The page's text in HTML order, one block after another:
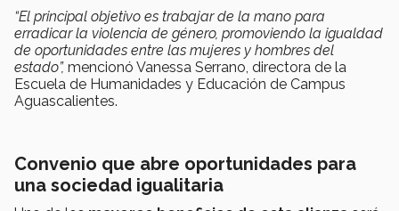
“El principal objetivo es trabajar de la mano para
erradicar la violencia de género, promoviendo la igualdad
de oportunidades entre las mujeres y hombres del
estado”, mencionó Vanessa Serrano, directora de la
Escuela de Humanidades y Educación de Campus
Aguascalientes.
Convenio que abre oportunidades para
una sociedad igualitaria